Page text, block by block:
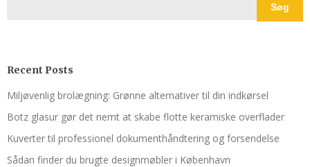
Søg
Recent Posts
Miljøvenlig brolægning: Grønne alternativer til din indkørsel
Botz glasur gør det nemt at skabe flotte keramiske overflader
Kuverter til professionel dokumenthåndtering og forsendelse
Sådan finder du brugte designmøbler i København